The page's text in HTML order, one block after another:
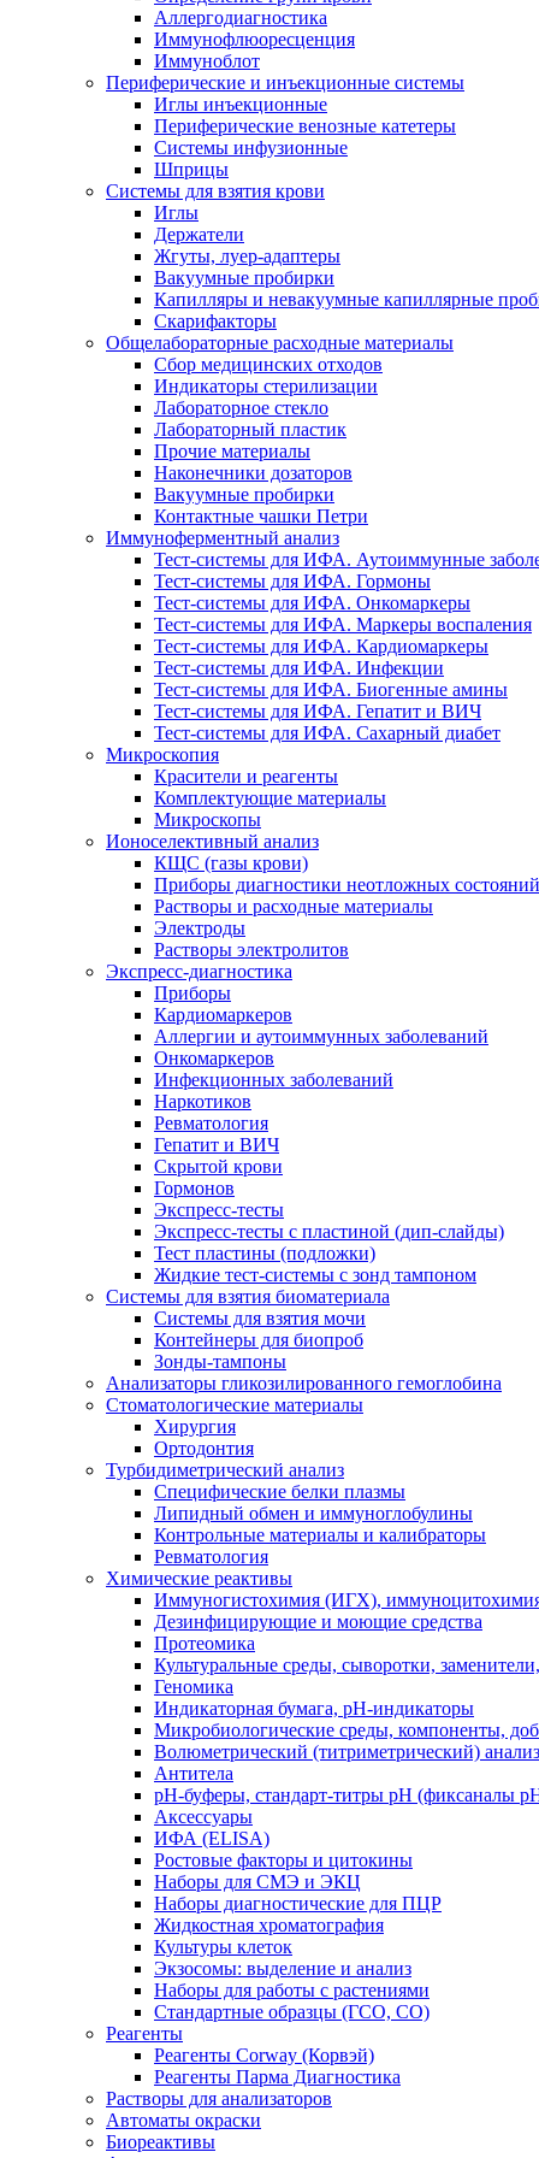
Аллергодиагностика
Иммунофлюоресценция
Иммуноблот
Периферические и инъекционные системы
Иглы инъекционные
Периферические венозные катетеры
Системы инфузионные
Шприцы
Системы для взятия крови
Иглы
Держатели
Жгуты, луер-адаптеры
Вакуумные пробирки
Капилляры и невакуумные капиллярные
Скарифакторы
Общелабораторные расходные материалы
Сбор медицинских отходов
Индикаторы стерилизации
Лабораторное стекло
Лабораторный пластик
Прочие материалы
Наконечники дозаторов
Вакуумные пробирки
Контактные чашки Петри
Иммуноферментный анализ
Тест-системы для ИФА. Аутоиммунные
Тест-системы для ИФА. Гормоны
Тест-системы для ИФА. Онкомаркеры
Тест-системы для ИФА. Маркеры воспаления
Тест-системы для ИФА. Кардиомаркеры
Тест-системы для ИФА. Инфекции
Тест-системы для ИФА. Биогенные амины
Тест-системы для ИФА. Гепатит и ВИЧ
Тест-системы для ИФА. Сахарный диабет
Микроскопия
Красители и реагенты
Комплектующие материалы
Микроскопы
Ионоселективный анализ
КЩС (газы крови)
Приборы диагностики неотложных состояний
Растворы и расходные материалы
Электроды
Растворы электролитов
Экспресс-диагностика
Приборы
Кардиомаркеров
Аллергии и аутоиммунных заболеваний
Онкомаркеров
Инфекционных заболеваний
Наркотиков
Ревматология
Гепатит и ВИЧ
Скрытой крови
Гормонов
Экспресс-тесты
Экспресс-тесты с пластиной (дип-слайды)
Тест пластины (подложки)
Жидкие тест-системы с зонд тампоном
Системы для взятия биоматериала
Системы для взятия мочи
Контейнеры для биопроб
Зонды-тампоны
Анализаторы гликозилированного гемоглобина
Стоматологические материалы
Хирургия
Ортодонтия
Турбидиметрический анализ
Специфические белки плазмы
Липидный обмен и иммуноглобулины
Контрольные материалы и калибраторы
Ревматология
Химические реактивы
Иммуногистохимия (ИГХ),
Дезинфицирующие и моющие средства
Протеомика
Культуральные среды, сыворотки,
Геномика
Индикаторная бумага, рН-индикаторы
Микробиологические среды, компоненты,
Волюметрический (титриметрический)
Антитела
pH-буферы, стандарт-титры pH (фиксаналы
Аксессуары
ИФА (ELISA)
Ростовые факторы и цитокины
Наборы для СМЭ и ЭКЦ
Наборы диагностические для ПЦР
Жидкостная хроматография
Культуры клеток
Экзосомы: выделение и анализ
Наборы для работы с растениями
Стандартные образцы (ГСО, CO)
Реагенты
Реагенты Corway (Корвэй)
Реагенты Парма Диагностика
Растворы для анализаторов
Автоматы окраски
Биореактивы